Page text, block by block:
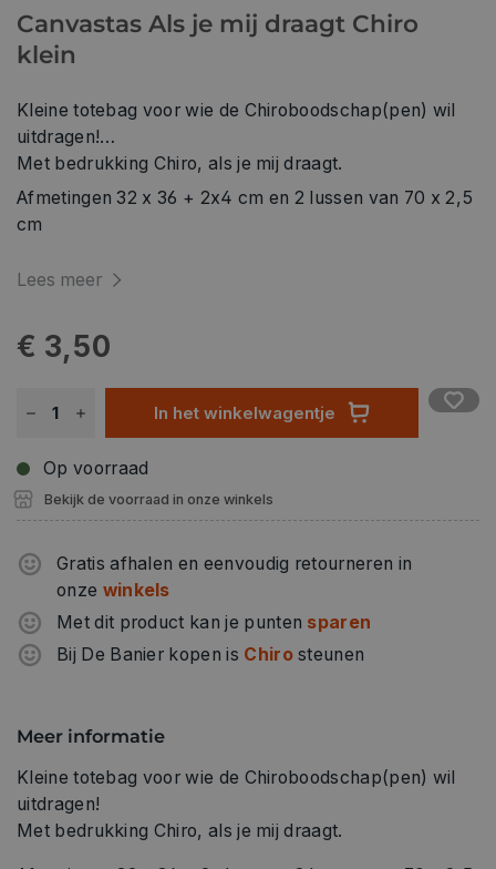
Canvastas Als je mij draagt Chiro
klein
Kleine totebag voor wie de Chiroboodschap(pen) wil
uitdragen!
Met bedrukking Chiro, als je mij draagt.
Afmetingen 32 x 36 + 2x4 cm en 2 lussen van 70 x 2,5
cm
Lees meer
€ 3,50
In het winkelwagentje
Op voorraad
Bekijk de voorraad in onze winkels
Gratis afhalen en eenvoudig retourneren in
onze winkels
Met dit product kan je punten sparen
Bij De Banier kopen is Chirosteunen
Meer informatie
Kleine totebag voor wie de Chiroboodschap(pen) wil
uitdragen!
Met bedrukking Chiro, als je mij draagt.